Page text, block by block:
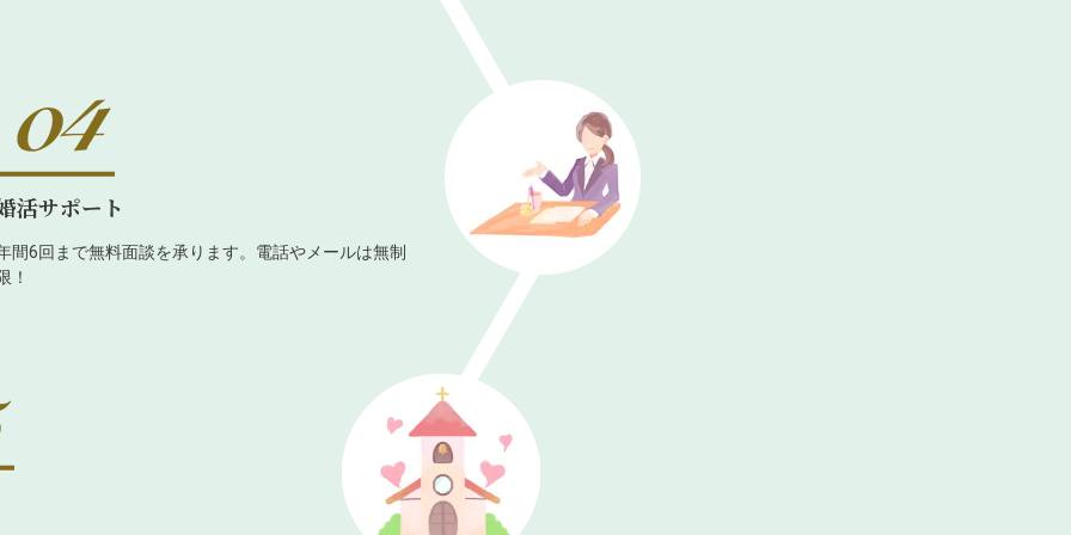
活サポート
間6回まで無料面談を承ります。電話やメールは無制
！